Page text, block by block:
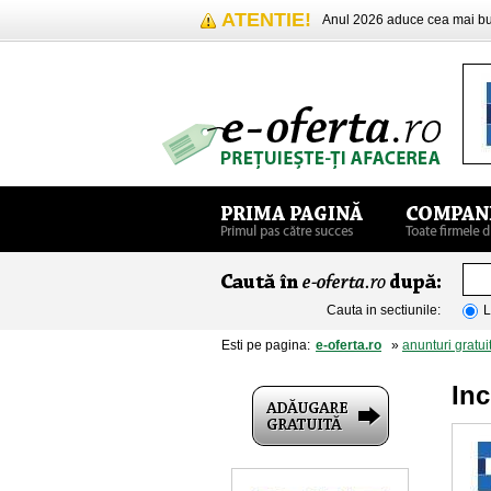
ATENTIE! Anul 2026 aduce cea mai
Cauta in sectiunile:
Esti pe pagina: e-oferta.ro » anunturi